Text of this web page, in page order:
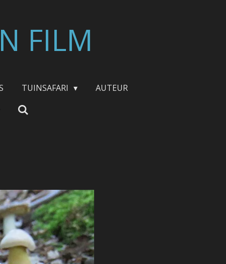
FILM
TUINSAFARI
AUTEUR